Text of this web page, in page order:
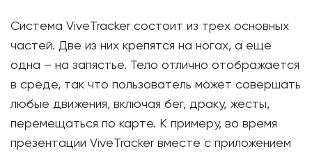
Система ViveTracker состоит из трех основных
частей. Две из них крепятся на ногах, а еще
одна – на запястье. Тело отлично отображается
в среде, так что пользователь может совершать
любые движения, включая бег, драку, жесты,
перемещаться по карте. К примеру, во время
презентации ViveTracker вместе с приложением